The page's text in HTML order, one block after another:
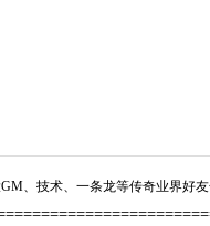
、技术、一条龙等传奇业界好